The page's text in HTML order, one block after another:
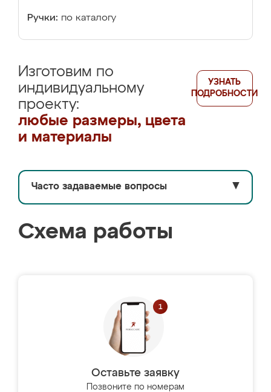
Ручки: по каталогу
Изготовим по
индивидуальному
проекту:
любые размеры, цвета
и материалы
УЗНАТЬ
ПОДРОБНОСТИ
Часто задаваемые вопросы ▼
Схема работы
Оставьте заявку
Позвоните по номерам